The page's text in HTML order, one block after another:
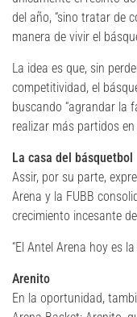
del año, “sino tratar de
manera de vivir el
La idea es que, sin
competitividad, el
buscando “agrandar la
realizar más partidos en
La casa del básquetbol
Assir, por su parte,
Arena y la FUBB
crecimiento incesante
“El Antel Arena hoy es
Arenito
En la oportunidad,